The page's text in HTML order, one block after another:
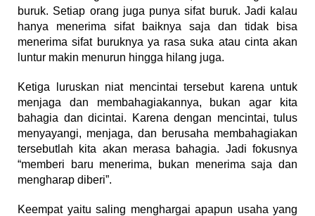
buruk. Setiap orang juga punya sifat buruk. Jadi kalau
hanya menerima sifat baiknya saja dan tidak bisa
menerima sifat buruknya ya rasa suka atau cinta akan
luntur makin menurun hingga hilang juga.
Ketiga luruskan niat mencintai tersebut karena untuk
menjaga dan membahagiakannya, bukan agar kita
bahagia dan dicintai. Karena dengan mencintai, tulus
menyayangi, menjaga, dan berusaha membahagiakan
tersebutlah kita akan merasa bahagia. Jadi fokusnya
“memberi baru menerima, bukan menerima saja dan
mengharap diberi”.
Keempat yaitu saling menghargai apapun usaha yang